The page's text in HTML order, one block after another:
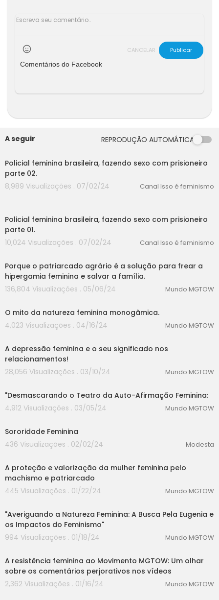
CANCELAR
Publicar
Comentários do Facebook
A seguir REPRODUÇÃO AUTOMÁTICA
00:00
Policial feminina brasileira, fazendo sexo com prisioneiro
parte 02.
8,989 Visualizações . 07/02/24
Canal Isso é feminismo
Policial feminina brasileira, fazendo sexo com prisioneiro
parte 01.
10,024 Visualizações . 07/02/24
Canal Isso é feminismo
Porque o patriarcado agrário é a solução para frear a
hipergamia feminina e salvar a família.
136,804 Visualizações . 05/06/24
Mundo MGTOW
O mito da natureza feminina monogâmica.
4,023 Visualizações . 04/16/24
Mundo MGTOW
A depressão feminina e o seu significado nos
relacionamentos!
28,056 Visualizações . 03/10/24
Mundo MGTOW
"Desmascarando o Teatro da Auto-Afirmação Feminina:
4,912 Visualizações . 03/05/24
Mundo MGTOW
Sororidade Feminina
436 Visualizações . 02/02/24
Modesta
A proteção e valorização da mulher feminina pelo
machismo e patriarcado
445 Visualizações . 01/22/24
Mundo MGTOW
"Averiguando a Natureza Feminina: A Busca Pela Eugenia e
os Impactos do Feminismo"
994 Visualizações . 01/18/24
Mundo MGTOW
A resistência feminina ao Movimento MGTOW: Um olhar
sobre os comentários perjorativos nos vídeos
2,362 Visualizações . 01/16/24
Mundo MGTOW